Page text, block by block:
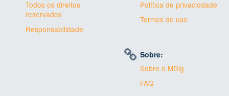
Todos os direitos
reservados
Responsabilidade
Política de privaciodade
Termos de uso
Sobre:
Sobre o MDig
FAQ